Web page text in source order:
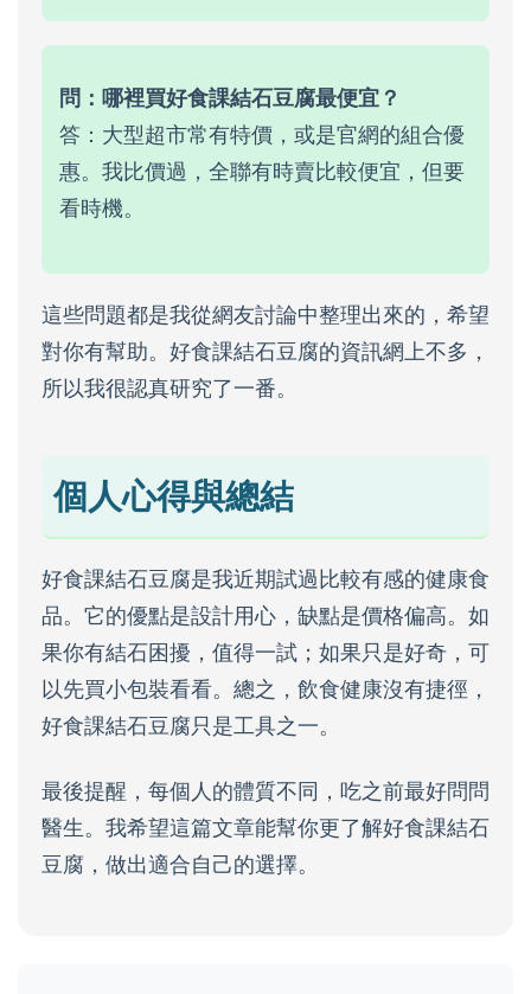
問：哪裡買好食課結石豆腐最便宜？
答：大型超市常有特價，或是官網的組合優
惠。我比價過，全聯有時賣比較便宜，但要
看時機。
這些問題都是我從網友討論中整理出來的，希望
對你有幫助。好食課結石豆腐的資訊網上不多，
所以我很認真研究了一番。
個人心得與總結
好食課結石豆腐是我近期試過比較有感的健康食
品。它的優點是設計用心，缺點是價格偏高。如
果你有結石困擾，值得一試；如果只是好奇，可
以先買小包裝看看。總之，飲食健康沒有捷徑，
好食課結石豆腐只是工具之一。
最後提醒，每個人的體質不同，吃之前最好問問
醫生。我希望這篇文章能幫你更了解好食課結石
豆腐，做出適合自己的選擇。